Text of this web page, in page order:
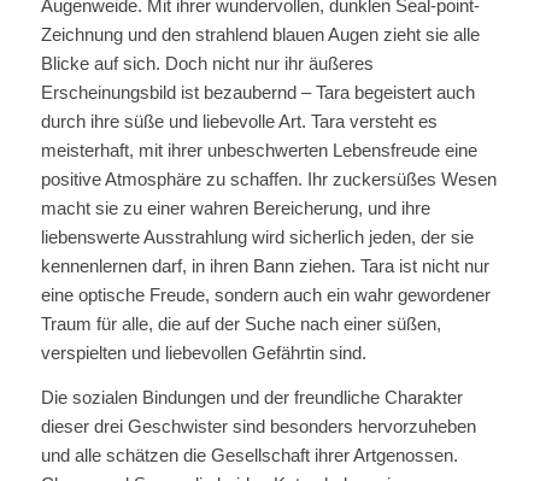
Augenweide. Mit ihrer wundervollen, dunklen Seal-point-
Zeichnung und den strahlend blauen Augen zieht sie alle
Blicke auf sich. Doch nicht nur ihr äußeres
Erscheinungsbild ist bezaubernd – Tara begeistert auch
durch ihre süße und liebevolle Art. Tara versteht es
meisterhaft, mit ihrer unbeschwerten Lebensfreude eine
positive Atmosphäre zu schaffen. Ihr zuckersüßes Wesen
macht sie zu einer wahren Bereicherung, und ihre
liebenswerte Ausstrahlung wird sicherlich jeden, der sie
kennenlernen darf, in ihren Bann ziehen. Tara ist nicht nur
eine optische Freude, sondern auch ein wahr gewordener
Traum für alle, die auf der Suche nach einer süßen,
verspielten und liebevollen Gefährtin sind.
Die sozialen Bindungen und der freundliche Charakter
dieser drei Geschwister sind besonders hervorzuheben
und alle schätzen die Gesellschaft ihrer Artgenossen.